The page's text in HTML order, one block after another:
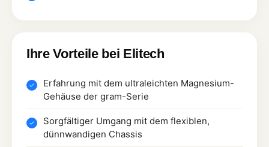
Ihre Vorteile bei Elitech
Erfahrung mit dem ultraleichten Magnesium-
Gehäuse der gram-Serie
Sorgfältiger Umgang mit dem flexiblen,
dünnwandigen Chassis